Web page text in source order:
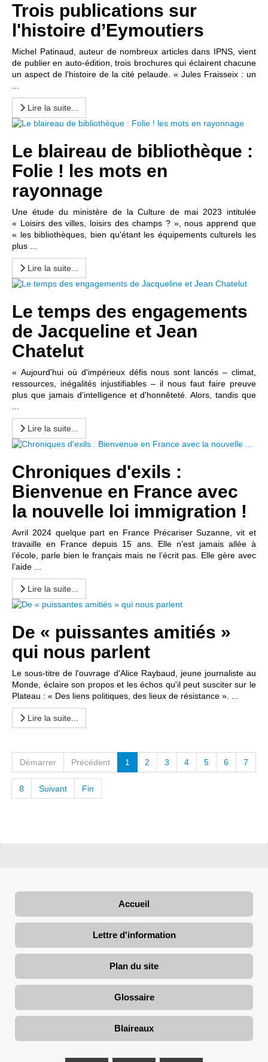
Trois publications sur
l'histoire d’Eymoutiers
Michel Patinaud, auteur de nombreux articles dans IPNS, vient
de publier en auto-édition, trois brochures qui éclairent chacune
un aspect de l'histoire de la cité pelaude. « Jules Fraisseix : un
Lire la suite...
Le blaireau de bibliothèque :
Folie ! les mots en
rayonnage
Une étude du ministère de la Culture de mai 2023 intitulée
« Loisirs des villes, loisirs des champs ? », nous apprend que
« les bibliothèques, bien qu'étant les équipements culturels les
plus ...
Lire la suite...
Le temps des engagements
de Jacqueline et Jean
Chatelut
« Aujourd'hui où d'impérieux défis nous sont lancés – climat,
ressources, inégalités injustifiables – il nous faut faire preuve
plus que jamais d'intelligence et d'honnêteté. Alors, tandis que
Lire la suite...
Chroniques d'exils :
Bienvenue en France avec
la nouvelle loi immigration !
Avril 2024 quelque part en France Précariser Suzanne, vit et
travaille en France depuis 15 ans. Elle n’est jamais allée à
l’école, parle bien le français mais ne l’écrit pas. Elle gère avec
l’aide ...
Lire la suite...
De « puissantes amitiés »
qui nous parlent
Le sous-titre de l'ouvrage d'Alice Raybaud, jeune journaliste au
Monde, éclaire son propos et les échos qu'il peut susciter sur le
Plateau : « Des liens politiques, des lieux de résistance ». ...
Lire la suite...
Démarrer Précédent 1 2 3 4 5 6 7
8 Suivant Fin
Accueil
Lettre d'information
Plan du site
Glossaire
Blaireaux